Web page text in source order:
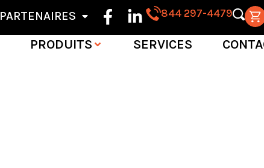
PARTENAIRES 844 297-4479
PRODUITS SERVICES